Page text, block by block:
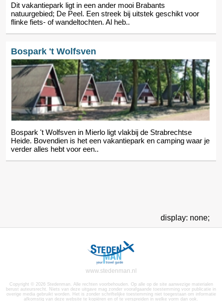
Dit vakantiepark ligt in een ander mooi Brabants
natuurgebied; De Peel. Een streek bij uitstek geschikt voor
flinke fiets- of wandeltochten. Al heb..
Bospark 't Wolfsven
Bospark 't Wolfsven in Mierlo ligt vlakbij de Strabrechtse
Heide. Bovendien is het een vakantiepark en camping waar je
verder alles hebt voor een..
display: none;
www.stedenman.nl
Copyright © 2026 Stedenman. Alle rechten voorbehouden. Op alle op de site aanwezige materialen
berust auteursrecht. Niets van deze uitgave mag zonder voorafgaande toestemming voor publicatie in
overige media gebruikt worden. Het is zonder schriftelijke toestemming niet toegestaan om informatie
afkomstig van deze website te kopiëren en of te verspreiden in welke vorm dan ook.